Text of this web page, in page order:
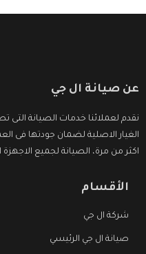
عن صيانة ال جي
نقدم لعملائنا خدمات الصيانة
الغيار الاصلية لضمان جودتها فى
اكثر من مرة، الصيانة لجميع
الأقسام
شركة ال جي
صيانة ال جي الرئيسي